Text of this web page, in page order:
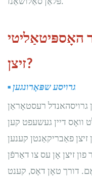
האָספּיטאַליטי
זיצן?
▪ גרויסע שפּאָרונגען
גרויסהאנדל רעסטאָראַן
וואָס דיין געשעפט קען
פאַבריקאַנטן קענען
זיצן אָן עס צו דאַרפֿן
דורך טאָן דאָס, קענט